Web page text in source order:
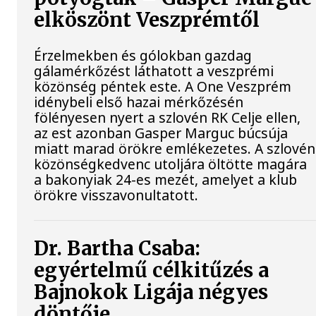
elköszönt Veszprémtől
Érzelmekben és gólokban gazdag
gálamérkőzést láthatott a veszprémi
közönség péntek este. A One Veszprém
idénybeli első hazai mérkőzésén
fölényesen nyert a szlovén RK Celje ellen,
az est azonban Gasper Marguc búcsúja
miatt marad örökre emlékezetes. A szlovén
közönségkedvenc utoljára öltötte magára
a bakonyiak 24-es mezét, amelyet a klub
örökre visszavonultatott.
Dr. Bartha Csaba:
egyértelmű célkitűzés a
Bajnokok Ligája négyes